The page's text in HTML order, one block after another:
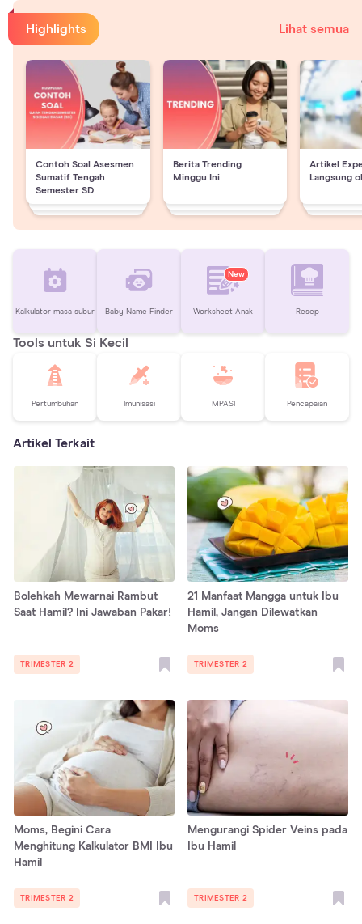
Highlights Lihat semua
Contoh Soal Asesmen
Sumatif Tengah
Semester SD
Berita Trending
Minggu Ini
Artikel
Langsung
Kalkulator masa subur Baby Name Finder
New
Worksheet Anak Resep
Tools untuk Si Kecil
Pertumbuhan Imunisasi MPASI Pencapaian
Artikel Terkait
Bolehkah Mewarnai Rambut
Saat Hamil? Ini Jawaban Pakar!
TRIMESTER 2
21 Manfaat Mangga untuk Ibu
Hamil, Jangan Dilewatkan
Moms
TRIMESTER 2
Moms, Begini Cara
Menghitung Kalkulator BMI Ibu
Hamil
TRIMESTER 2
Mengurangi Spider Veins pada
Ibu Hamil
TRIMESTER 2